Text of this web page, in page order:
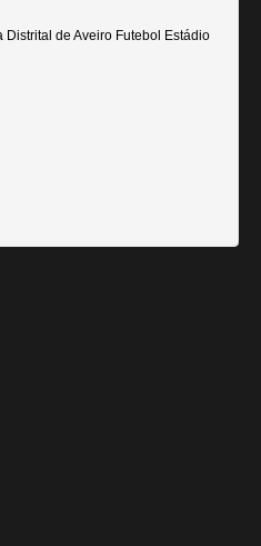
de Aveiro Futebol Estádio